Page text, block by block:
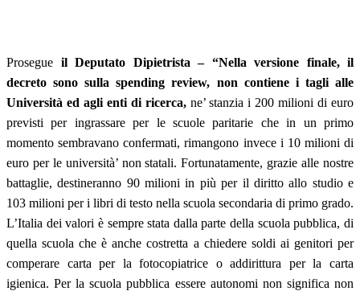
Prosegue il Deputato Dipietrista – “Nella versione finale, il
decreto sono sulla spending review, non contiene i tagli alle
Università ed agli enti di ricerca,ne’ stanzia i 200 milioni di euro
previsti per ingrassare per le scuole paritarie che in un primo
momento sembravano confermati, rimangono invece i 10 milioni di
euro per le università’ non statali. Fortunatamente, grazie alle nostre
battaglie, destineranno 90 milioni in più per il diritto allo studio e
103 milioni per i libri di testo nella scuola secondaria di primo grado.
L’Italia dei valori è sempre stata dalla parte della scuola pubblica, di
quella scuola che è anche costretta a chiedere soldi ai genitori per
comperare carta per la fotocopiatrice o addirittura per la carta
igienica. Per la scuola pubblica essere autonomi non significa non